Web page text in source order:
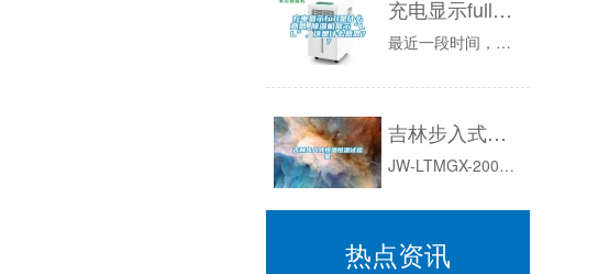
充电显示full是什么意思_除湿机显示“LL”，这是什么意思？？
最近一段时间，总有客户反馈：为什么除湿机显示“LL”？除湿机怎么效率变低？其实，这是因为除湿机运行的环境温度过低了。冷凝式除湿机的运行有一个...
吉林步入式恒温恒湿试验室
JW-LTMGX-2000-715-3流体敏感性试验箱流体敏感性试验箱JW-LTMGX-2000-715-31.升降温温度变化速率：不小于3...
热点资讯